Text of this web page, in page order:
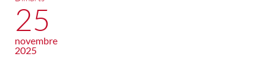
25
novembre
2025